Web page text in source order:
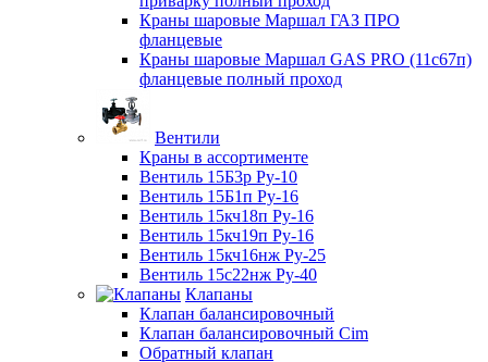
Краны шаровые Маршал ГАЗ ПРО
фланцевые
Краны шаровые Маршал GAS PRO (11с67п)
фланцевые полный проход
Вентили
Краны в ассортименте
Вентиль 15Б3р Ру-10
Вентиль 15Б1п Ру-16
Вентиль 15кч18п Ру-16
Вентиль 15кч19п Ру-16
Вентиль 15кч16нж Ру-25
Вентиль 15с22нж Ру-40
Клапаны
Клапан балансировочный
Клапан балансировочный Cim
Обратный клапан